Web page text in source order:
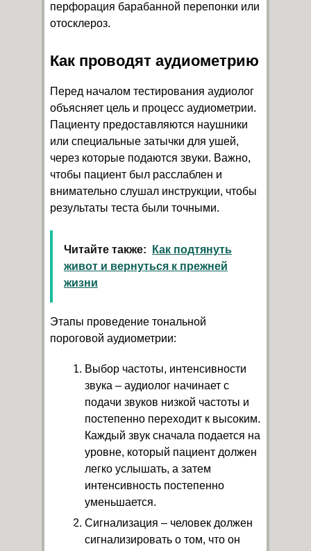
перфорация барабанной перепонки или
отосклероз.
Как проводят аудиометрию
Перед началом тестирования аудиолог
объясняет цель и процесс аудиометрии.
Пациенту предоставляются наушники
или специальные затычки для ушей,
через которые подаются звуки. Важно,
чтобы пациент был расслаблен и
внимательно слушал инструкции, чтобы
результаты теста были точными.
Читайте также:
Как подтянуть
живот и вернуться к прежней
жизни
Этапы проведение тональной
пороговой аудиометрии:
Выбор частоты, интенсивности
звука – аудиолог начинает с
подачи звуков низкой частоты и
постепенно переходит к высоким.
Каждый звук сначала подается на
уровне, который пациент должен
легко услышать, а затем
интенсивность постепенно
уменьшается.
Сигнализация – человек должен
сигнализировать о том, что он